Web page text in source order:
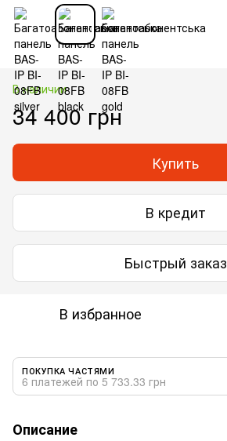
В наличии
34 400 грн
Купить
В кредит
Быстрый заказ
В избранное
ПОКУПКА ЧАСТЯМИ
6 платежей по 5 733.33 грн
Описание